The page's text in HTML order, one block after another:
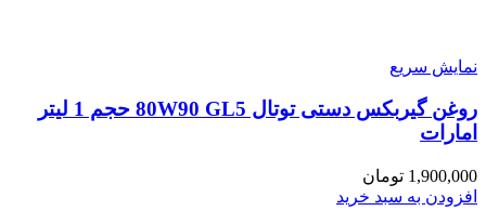
نمایش سریع
روغن گیربکس دستی توتال 80W90 GL5 حجم 1 لیتر
امارات
1,900,000 تومان
افزودن به سبد خرید